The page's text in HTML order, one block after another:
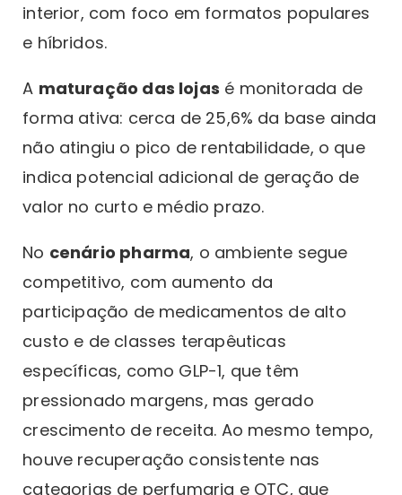
interior, com foco em formatos populares
e híbridos.
A maturação das lojas é monitorada de
forma ativa: cerca de 25,6% da base ainda
não atingiu o pico de rentabilidade, o que
indica potencial adicional de geração de
valor no curto e médio prazo.
No cenário pharma, o ambiente segue
competitivo, com aumento da
participação de medicamentos de alto
custo e de classes terapêuticas
específicas, como GLP-1, que têm
pressionado margens, mas gerado
crescimento de receita. Ao mesmo tempo,
houve recuperação consistente nas
categorias de perfumaria e OTC, que